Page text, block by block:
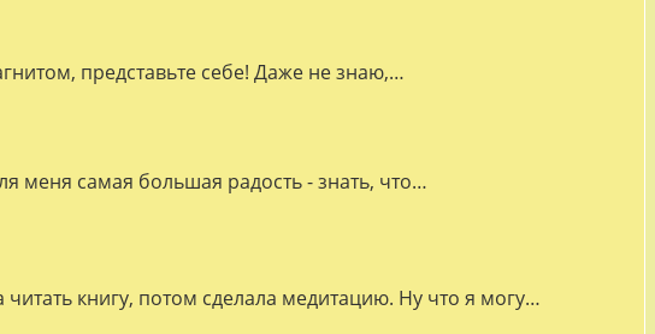
представьте себе! Даже не знаю,…
меня самая большая радость - знать, что…
книгу, потом сделала медитацию. Ну что я могу…